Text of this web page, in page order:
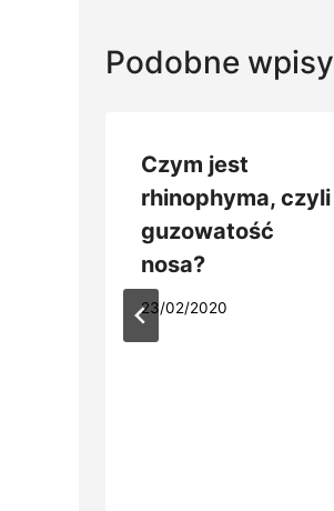
Podobne wpisy
Czym jest
rhinophyma, czyli
guzowatość
nosa?
23/02/2020